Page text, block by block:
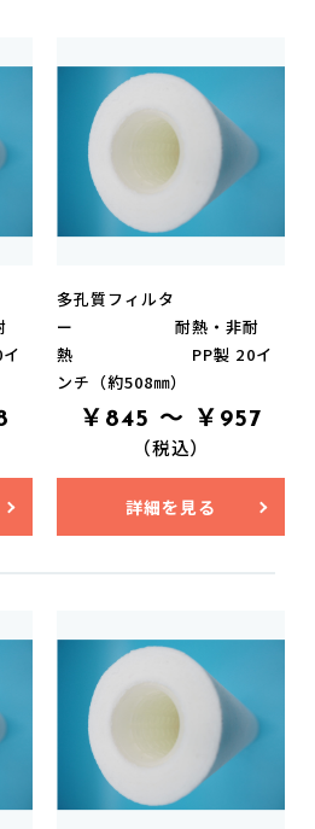
多孔質フィルタ
ー 耐熱・非耐
熱 PP製 20イ
ンチ（約508㎜）
￥845 ～ ￥957
（税込）
詳細を見る